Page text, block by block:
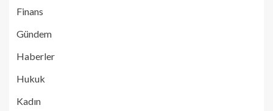
Finans
Gündem
Haberler
Hukuk
Kadın